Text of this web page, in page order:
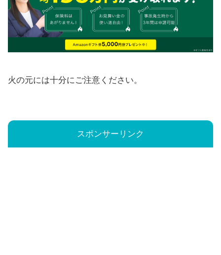
火の元には十分にご注意ください。
スポンサーリンク